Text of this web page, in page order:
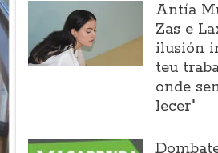
Antía
Zas e
ilusión
teu
onde
lecer"